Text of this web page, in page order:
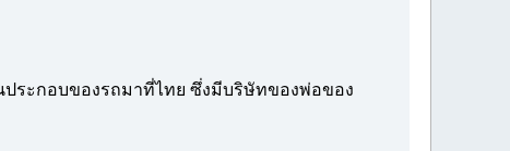
ประกอบของรถมาที่ไทย ซึ่งมีบริษัทของพ่อของ